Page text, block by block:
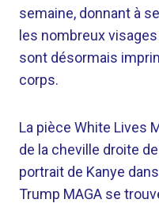
semaine, donnant à
les nombreux
sont désormais
corps.
La pièce White Lives
de la cheville droite
portrait de Kanye
Trump MAGA se